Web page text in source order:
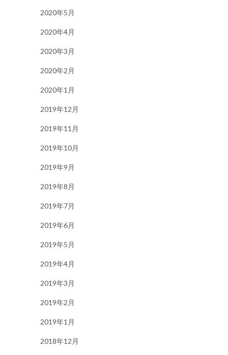
2020年5月
2020年4月
2020年3月
2020年2月
2020年1月
2019年12月
2019年11月
2019年10月
2019年9月
2019年8月
2019年7月
2019年6月
2019年5月
2019年4月
2019年3月
2019年2月
2019年1月
2018年12月